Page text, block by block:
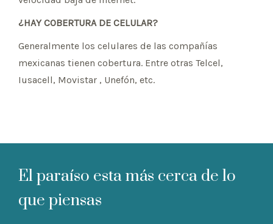
¿HAY COBERTURA DE CELULAR?
Generalmente los celulares de las compañías
mexicanas tienen cobertura. Entre otras Telcel,
Iusacell, Movistar , Unefón, etc.
El paraíso esta más cerca de lo
que piensas